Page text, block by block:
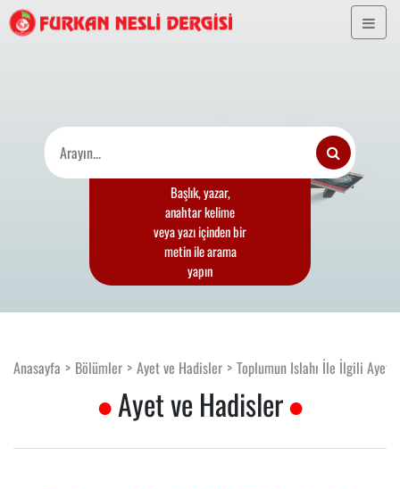
Başlık, yazar,
anahtar kelime
veya yazı içinden bir
metin ile arama
yapın
Anasayfa Bölümler Ayet ve Hadisler Toplumun Islahı İle İlgili
Ayet ve Hadisler